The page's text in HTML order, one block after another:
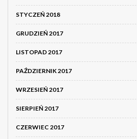
STYCZEŃ 2018
GRUDZIEŃ 2017
LISTOPAD 2017
PAŹDZIERNIK 2017
WRZESIEŃ 2017
SIERPIEŃ 2017
CZERWIEC 2017